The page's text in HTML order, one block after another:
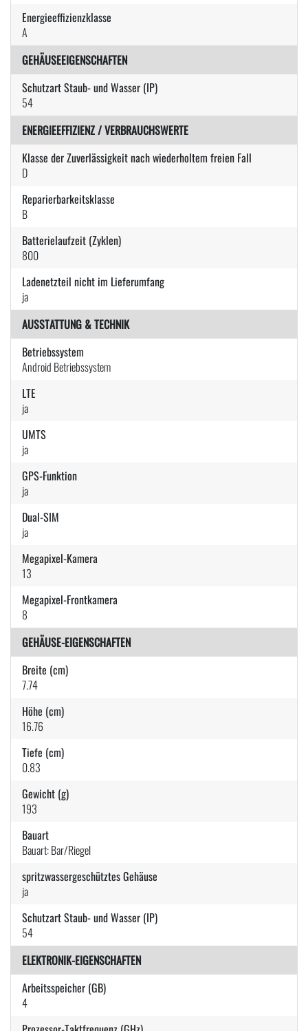
Energieeffizienzklasse
A
GEHÄUSEEIGENSCHAFTEN
Schutzart Staub- und Wasser (IP)
54
ENERGIEEFFIZIENZ / VERBRAUCHSWERTE
Klasse der Zuverlässigkeit nach wiederholtem freien Fall
D
Reparierbarkeitsklasse
B
Batterielaufzeit (Zyklen)
800
Ladenetzteil nicht im Lieferumfang
ja
AUSSTATTUNG & TECHNIK
Betriebssystem
Android Betriebssystem
LTE
ja
UMTS
ja
GPS-Funktion
ja
Dual-SIM
ja
Megapixel-Kamera
13
Megapixel-Frontkamera
8
GEHÄUSE-EIGENSCHAFTEN
Breite (cm)
7.74
Höhe (cm)
16.76
Tiefe (cm)
0.83
Gewicht (g)
193
Bauart
Bauart: Bar/Riegel
spritzwassergeschütztes Gehäuse
ja
Schutzart Staub- und Wasser (IP)
54
ELEKTRONIK-EIGENSCHAFTEN
Arbeitsspeicher (GB)
4